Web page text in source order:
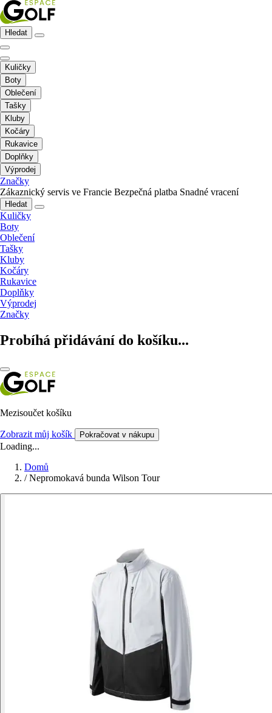
Hledat
Kuličky
Boty
Oblečení
Tašky
Kluby
Kočáry
Rukavice
Doplňky
Výprodej
Značky
Zákaznický servis ve Francie Bezpečná platba Snadné vracení
Hledat
Kuličky
Boty
Oblečení
Tašky
Kluby
Kočáry
Rukavice
Doplňky
Výprodej
Značky
Probíhá přidávání do košíku...
Mezisoučet košíku
Zobrazit můj košík Pokračovat v nákupu
Loading...
Domů
/ Nepromokavá bunda Wilson Tour